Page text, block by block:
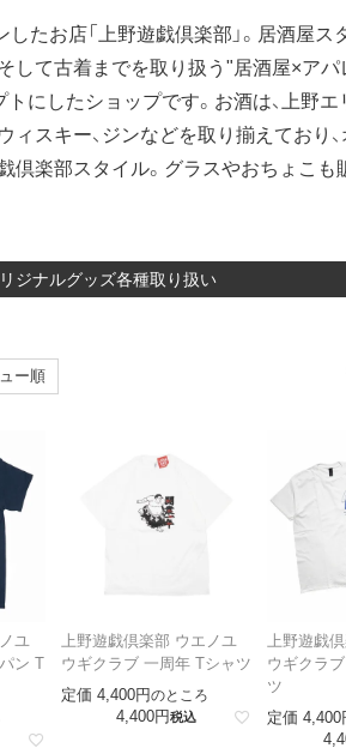
たお店「上野遊戯倶楽部」。居酒屋ス
して古着までを取り扱う"居酒屋×ア
トにしたショップです。お酒は、上野エ
スキー、ジンなどを取り揃えており
倶楽部スタイル。グラスやおちょこも
ジナルグッズ各種取り扱い
ー順
ユ
ン T
上野遊戯倶楽部 ウエノユ
ウギクラブ 一周年 Tシャツ
定価 4,400 のところ
4,400 税込
上野遊戯
ウギクラ
ツ
定価 4,400